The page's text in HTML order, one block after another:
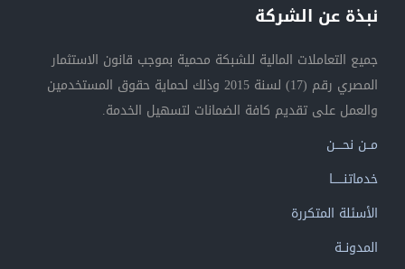
نبذة عن الشركة
جميع التعاملات المالية للشبكة محمية بموجب قانون الاستثمار
المصري رقم (17) لسنة 2015 وذلك لحماية حقوق المستخدمين
والعمل على تقديم كافة الضمانات لتسهيل الخدمة.
مــن نحــــن
خدماتنــــــا
الأسئلة المتكررة
المدونــة